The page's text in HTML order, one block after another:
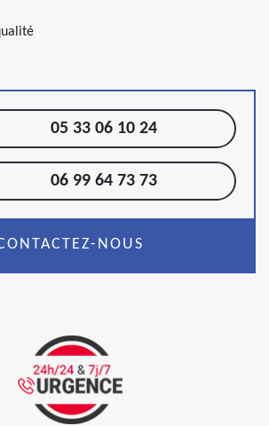
05 33 06 10 24
06 99 64 73 73
NOUS